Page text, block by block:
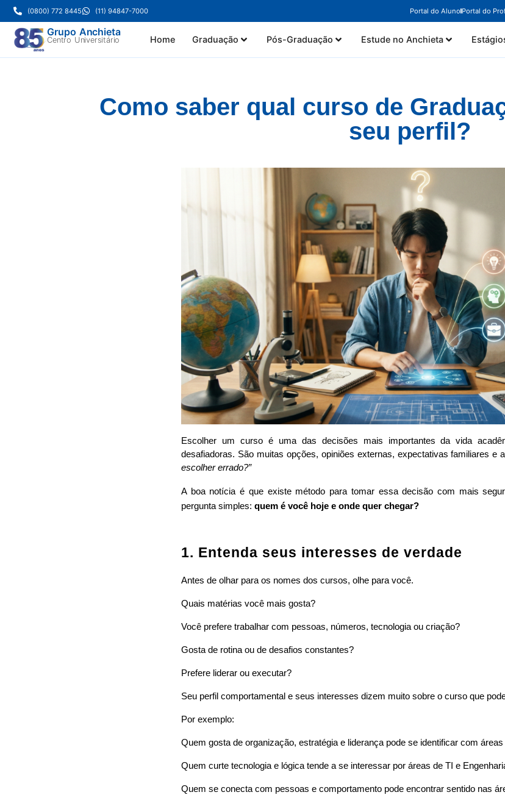
(0800) 772 8445 (11) 94847-7000 Portal do Aluno Portal do
Grupo Anchieta
Centro Universitário Home Graduação Pós-Graduação Estude no Anchieta
Como saber qual curso de
seu perfil?
Escolher um curso é uma das decisões mais importantes da vida
desafiadoras. São muitas opções, opiniões externas, expectativas familiares e
escolher errado?”
A boa notícia é que existe método para tomar essa decisão com mais
pergunta simples: quem é você hoje e onde quer chegar?
1. Entenda seus interesses de verdade
Antes de olhar para os nomes dos cursos, olhe para você.
Quais matérias você mais gosta?
Você prefere trabalhar com pessoas, números, tecnologia ou criação?
Gosta de rotina ou de desafios constantes?
Prefere liderar ou executar?
Seu perfil comportamental e seus interesses dizem muito sobre o curso que
Por exemplo:
Quem gosta de organização, estratégia e liderança pode se identificar com
Quem curte tecnologia e lógica tende a se interessar por áreas de TI e
Quem se conecta com pessoas e comportamento pode encontrar sentido nas